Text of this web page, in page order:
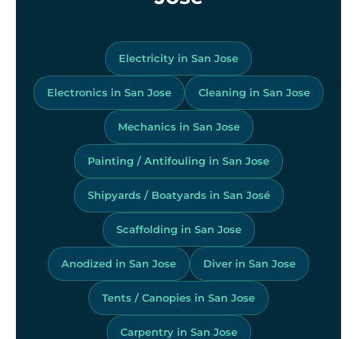
Electricity in San Jose
Electronics in San Jose Cleaning in San Jose
Mechanics in San Jose
Painting / Antifouling in San Jose
Shipyards / Boatyards in San José
Scaffolding in San Jose
Anodized in San Jose Diver in San Jose
Tents / Canopies in San Jose
Carpentry in San Jose